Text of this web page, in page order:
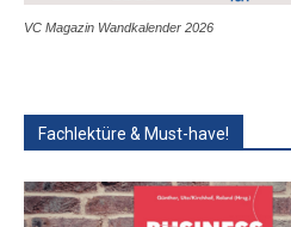
VC Magazin Wandkalender 2026
Fachlektüre & Must-have!